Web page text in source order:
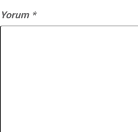
Yorum *